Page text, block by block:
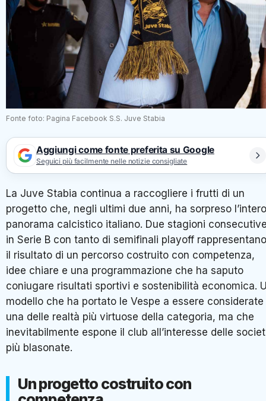
Fonte foto: Pagina Facebook S.S. Juve Stabia
Aggiungi come fonte preferita su Google
Seguici più facilmente nelle notizie consigliate
La Juve Stabia continua a raccogliere i frutti di un
progetto che, negli ultimi due anni, ha sorpreso l’intero
panorama calcistico italiano. Due stagioni
in Serie B con tanto di semifinali playoff rappresentano
il risultato di un percorso costruito con competenza,
idee chiare e una programmazione che ha saputo
coniugare risultati sportivi e sostenibilità economica.
modello che ha portato le Vespe a essere considerate
una delle realtà più virtuose della categoria, ma che
inevitabilmente espone il club all’interesse delle
più blasonate.
Un progetto costruito con